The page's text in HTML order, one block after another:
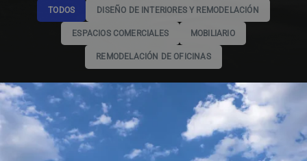
TODOS DISEÑO DE INTERIORES Y REMODELACIÓN
ESPACIOS COMERCIALES MOBILIARIO
REMODELACIÓN DE OFICINAS